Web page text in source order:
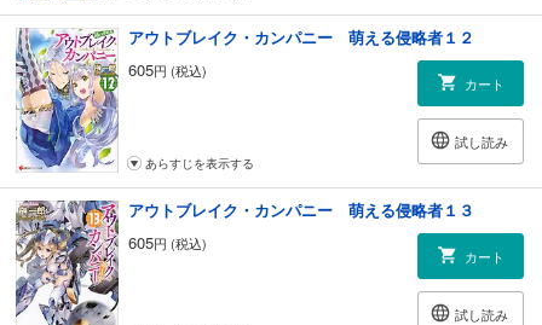
アウトブレイク・カンパニー 萌える侵略者１２
605円 (税込)
カート
試し読み
あらすじを表示する
アウトブレイク・カンパニー 萌える侵略者１３
605円 (税込)
カート
試し読み